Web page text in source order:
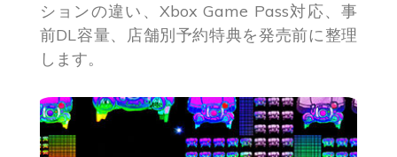
ションの違い、Xbox Game Pass対応、事
前DL容量、店舗別予約特典を発売前に整理
します。